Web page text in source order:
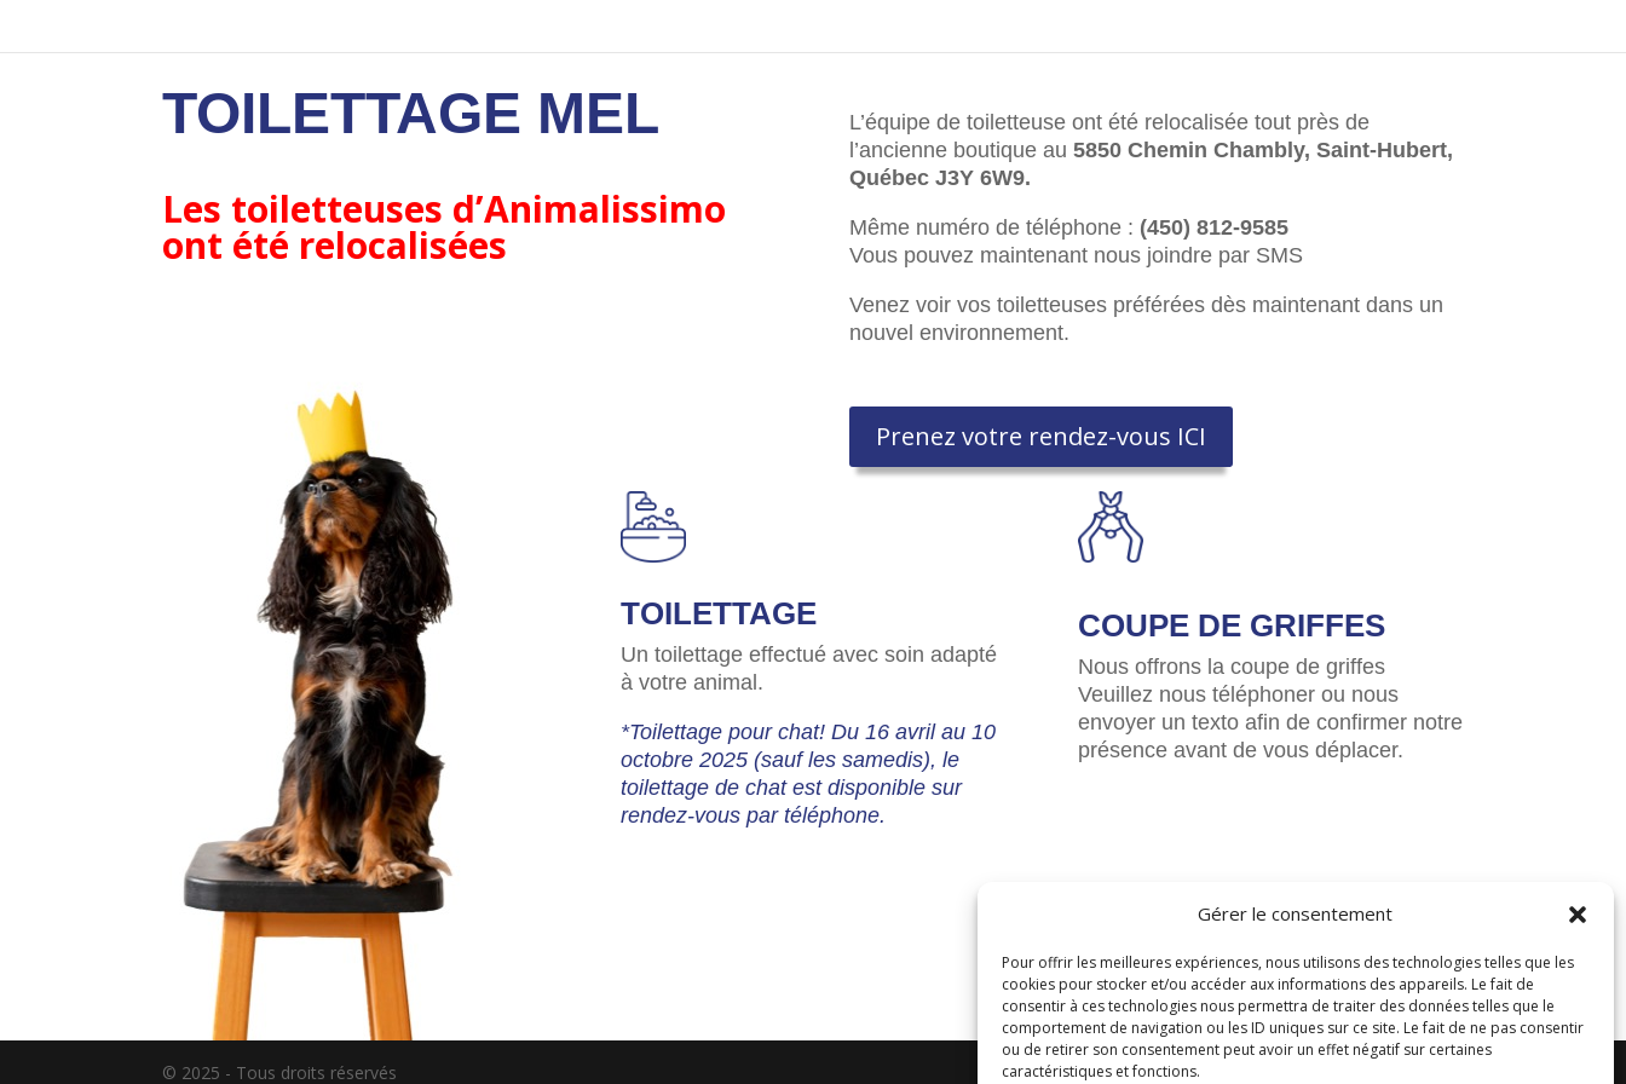
Gérer le consentement
Pour offrir les meilleures expériences, nous utilisons des technologies telles que les
cookies pour stocker et/ou accéder aux informations des appareils. Le fait de
consentir à ces technologies nous permettra de traiter des données telles que le
comportement de navigation ou les ID uniques sur ce site. Le fait de ne pas consentir
ou de retirer son consentement peut avoir un effet négatif sur certaines
caractéristiques et fonctions.
TOILETTAGE MEL
Les toiletteuses d’Animalissimo
ont été relocalisées
L’équipe de toiletteuse ont été relocalisée tout près de
l’ancienne boutique au 5850 Chemin Chambly, Saint-Hubert,
Québec J3Y 6W9.
Même numéro de téléphone : (450) 812-9585
Vous pouvez maintenant nous joindre par SMS
Venez voir vos toiletteuses préférées dès maintenant dans un
nouvel environnement.
Prenez votre rendez-vous ICI
TOILETTAGE
Un toilettage effectué avec soin adapté
à votre animal.
*Toilettage pour chat! Du 16 avril au 10
octobre 2025 (sauf les samedis), le
toilettage de chat est disponible sur
rendez-vous par téléphone.
COUPE DE GRIFFES
Nous offrons la coupe de griffes
Veuillez nous téléphoner ou nous
envoyer un texto afin de confirmer notre
présence avant de vous déplacer.
© 2025 - Tous droits réservés